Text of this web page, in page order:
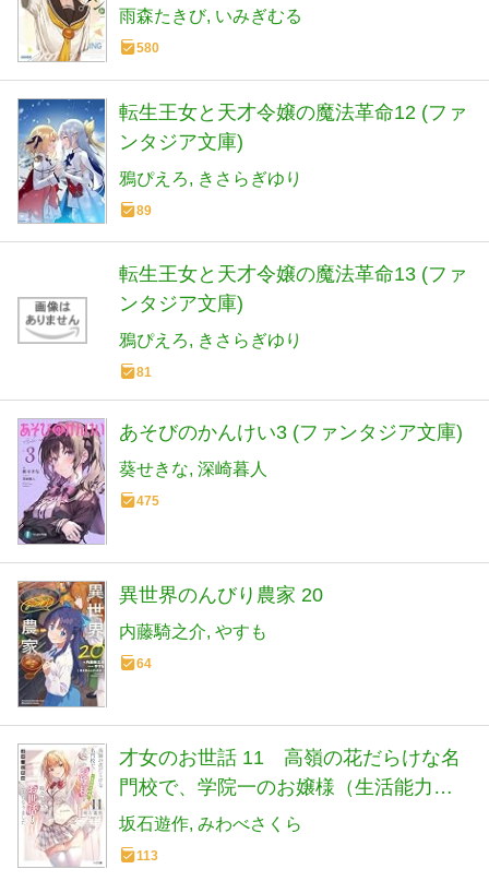
雨森たきび いみぎむる
580
転生王女と天才令嬢の魔法革命12 (ファ
ンタジア文庫)
鴉ぴえろ きさらぎゆり
89
転生王女と天才令嬢の魔法革命13 (ファ
ンタジア文庫)
鴉ぴえろ きさらぎゆり
81
あそびのかんけい3 (ファンタジア文庫)
葵せきな 深崎暮人
475
異世界のんびり農家 20
内藤騎之介 やすも
64
才女のお世話 11 高嶺の花だらけな名
門校で、学院一のお嬢様（生活能力皆
無）を陰ながらお世話することになり
ました (HJ文庫 さ 07-03-11)
坂石遊作 みわべさくら
113